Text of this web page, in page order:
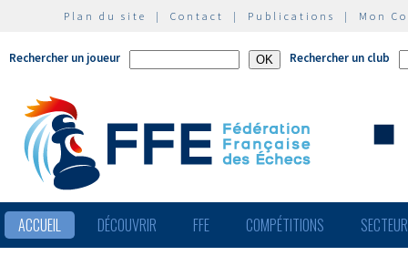
Plan du site | Contact | Publications | Mon
Rechercher un joueur Rechercher un club
ACCUEIL DÉCOUVRIR FFE COMPÉTITIONS